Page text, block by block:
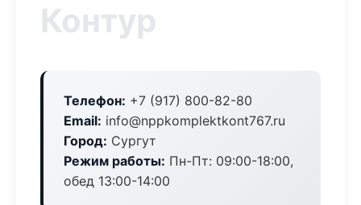
Контур
Телефон: +7 (917) 800-82-80
Email: info@nppkomplektkont767.ru
Город: Сургут
Режим работы: Пн-Пт: 09:00-18:00,
обед 13:00-14:00